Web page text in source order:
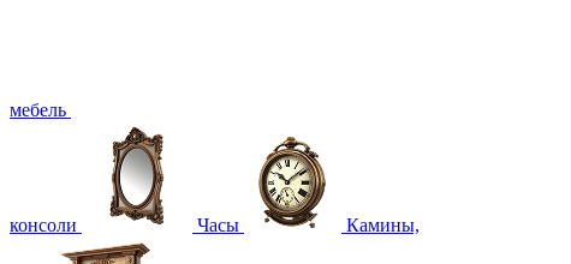
мебель
консоли Часы Камины,